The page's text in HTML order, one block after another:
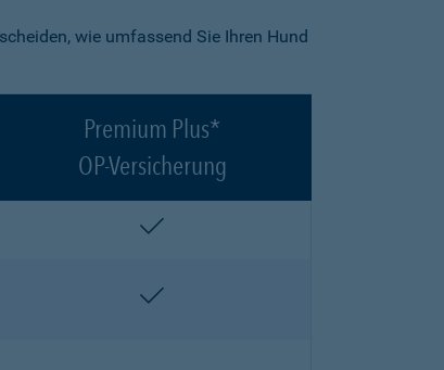
wie umfassend Sie Ihren Hund
Premium Plus*
OP-Versicherung
enthalten
enthalten